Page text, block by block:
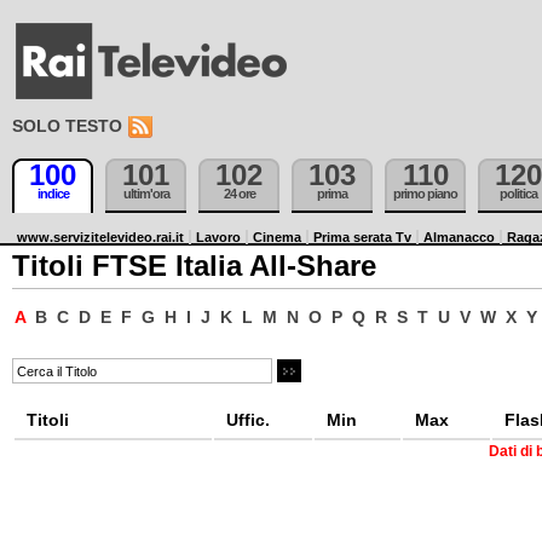
SOLO TESTO
100
indice
101
ultim'ora
102
24 ore
103
prima
110
primo piano
120
politica
www.servizitelevideo.rai.it Lavoro Cinema Prima serata Tv Almanacco
Titoli FTSE Italia All-Share
A B C D E F G H I J K L M N O P Q R S T U V W X Y
Titoli Uffic. Min Max
Dati di